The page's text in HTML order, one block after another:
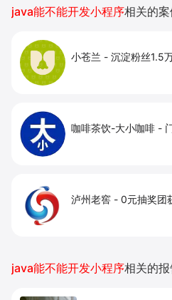
java能不能开发小程序相关的案
小苍兰 - 沉淀粉丝1.5
咖啡茶饮-大小咖啡 -
泸州老窖 - 0元抽奖团
java能不能开发小程序相关的